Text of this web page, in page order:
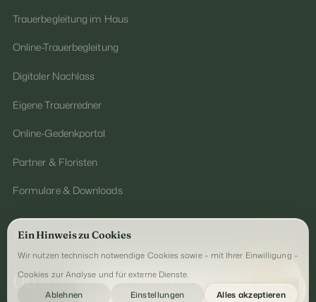
Trauerbegleitung im Haus
Online-Trauerbegleitung
Digitaler Nachlass
Eigene Trauerredner
Online-Gedenkportal
Partner & Floristen
Formulare & Downloads
24 STD. NOTRUF
06151 96810Können wir Ihnen helfen?
So erreichen Sie uns
Ein Hinweis zu Cookies
Wir nutzen technisch notwendige Cookies sowie – mit Ihrer Einwilligung –
Cookies zur Analyse und für externe Dienste.
Ablehnen Einstellungen Alles akzeptieren